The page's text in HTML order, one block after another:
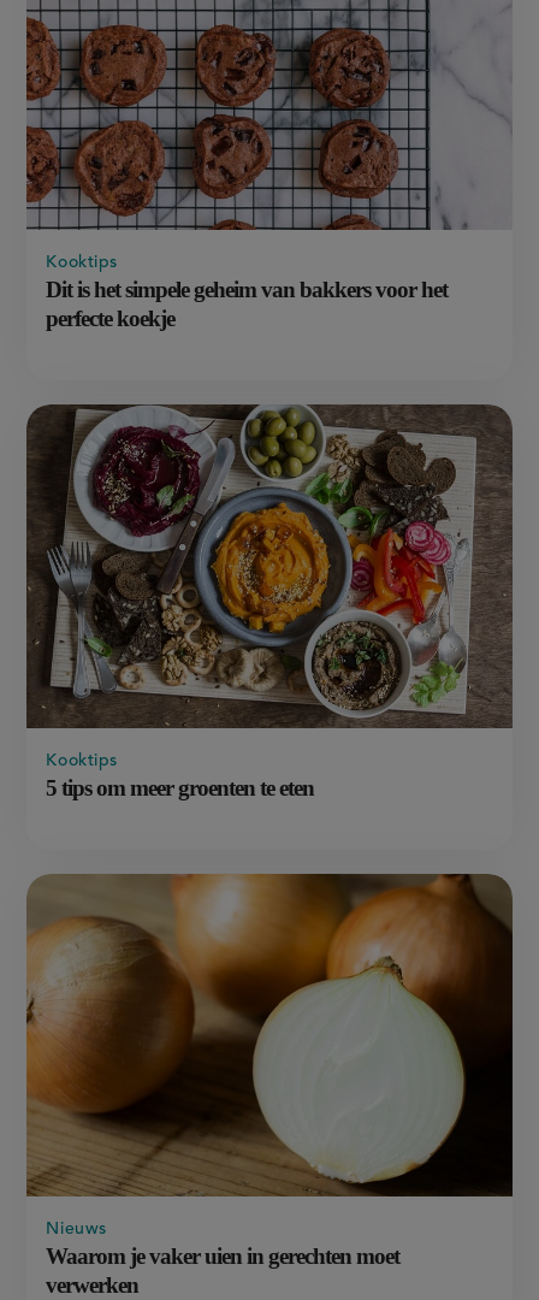
Dit is het simpele geheim van bakkers voor het
perfecte koekje
Kooktips
5 tips om meer groenten te eten
Kooktips
Waarom je vaker uien in gerechten moet
verwerken
Nieuws